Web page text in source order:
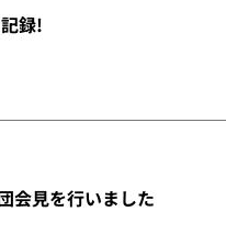
録!
会見を行いました